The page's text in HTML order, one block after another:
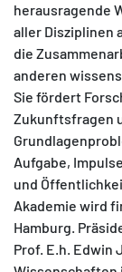
herausragende
aller Disziplinen
die
anderen
Sie fördert
Zukunftsfragen
Aufgabe,
und
Akademie wird
Hamburg.
Prof. E.h. Edwin